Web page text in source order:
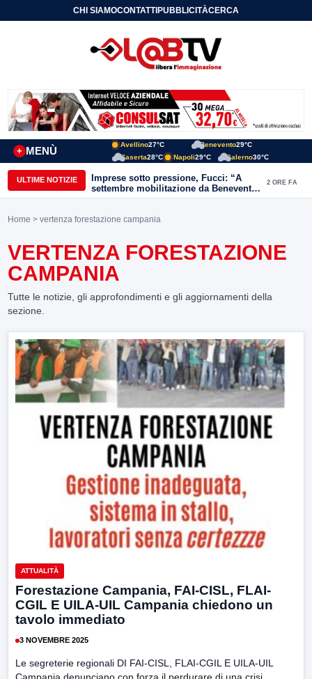
CHI SIAMOCONTATTIPUBBLICITÀCERCA
MENÙ
+
Avellino27°C Benevento29°C
Caserta28°C Napoli29°C Salerno30°C
ULTIME NOTIZIE
Imprese sotto pressione, Fucci: “A
settembre mobilitazione da Benevento
e Avellino”
2 ORE FA
Home > vertenza forestazione campania
VERTENZA FORESTAZIONE
CAMPANIA
Tutte le notizie, gli approfondimenti e gli aggiornamenti della
sezione.
ATTUALITÀ
Forestazione Campania, FAI-CISL, FLAI-
CGIL E UILA-UIL Campania chiedono un
tavolo immediato
3 NOVEMBRE 2025
Le segreterie regionali DI FAI-CISL, FLAI-CGIL E UILA-UIL
Campania denunciano con forza il perdurare di una crisi